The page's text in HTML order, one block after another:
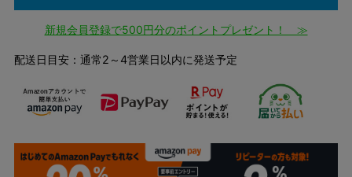
新規会員登録で500円分のポイントプレゼント！ ≫
配送日目安：通常2～4営業日以内に発送予定